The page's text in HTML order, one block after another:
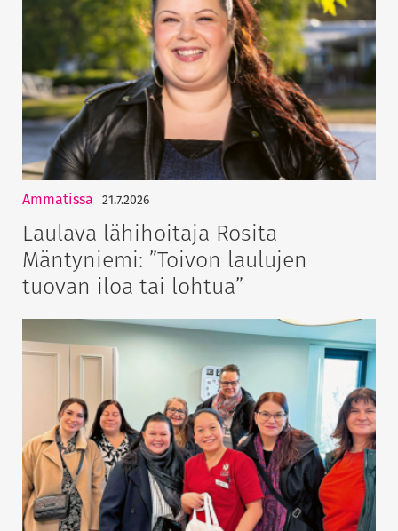
Ammatissa 21.7.2026
Laulava lähihoitaja Rosita
Mäntyniemi: ”Toivon laulujen
tuovan iloa tai lohtua”